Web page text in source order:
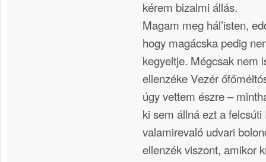
kérem bizalmi állás.
Magam meg hál’isten,
hogy magácska pedig
kegyeltje. Mégcsak nem
ellenzéke Vezér
úgy vettem észre –
ki sem állná ezt a
valamirevaló udvari
ellenzék viszont, amikor